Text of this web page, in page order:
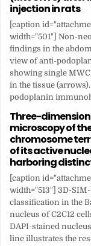
injection in rats
[caption
width="501"] Non-
findings in the
view of anti-
showing single
in the tissue
podoplanin
Three-
microscopy of
chromosome
of its active
harboring
[caption
width="513"] 3D-
classification in the
nucleus of C2C12
DAPI-stained
line illustrates the